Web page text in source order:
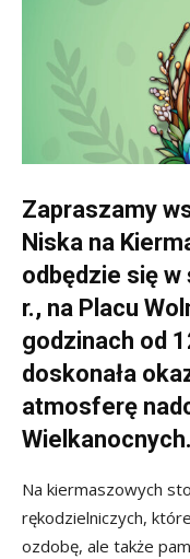
Zapraszamy
Niska na
odbędzie się
r., na Placu
godzinach od
doskonała
atmosferę
Wielkanocnych.
Na kiermaszowych
rękodzielniczych,
ozdobę, ale także